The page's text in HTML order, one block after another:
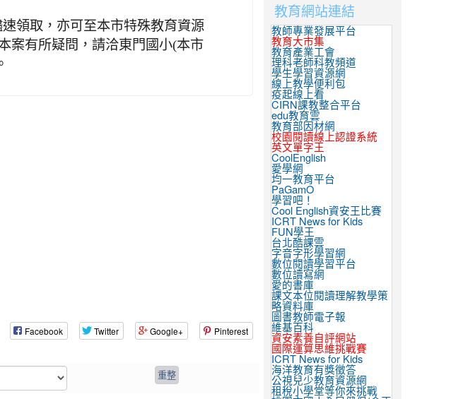
領取，亦可至本市特殊教育資源
案有所疑問，請洽東門國小(本市
Facebook Twitter Google+ Pinterest
教育網站連結
教師專業發展平台
教育大市集
教育產業工會
理科老師科教頻道
學生學習資源網
線上教學便利包
疫起線上看
CIRN課教整合平台
edu教育雲
教育部因材網
校園閱讀線上認證系統
英文單字王
CoolEnglish
愛學網
均一教育平台
PaGamO
學習吧！
Cool English資安王比賽
ICRT News for Kids
FUN學王
台北酷課雲
字音字形學習網
數位閱讀學習平台
數位讀寫網
愛的書庫
課文本位閱讀理解教學策
略資料庫
圖書教師電子報
維基百科
資安素養自評網站
國際運算思維挑戰賽
ICRT News for Kids
海洋教育有獎徵答
公視兒少教育資源網
租稅小學堂等你來挑戰